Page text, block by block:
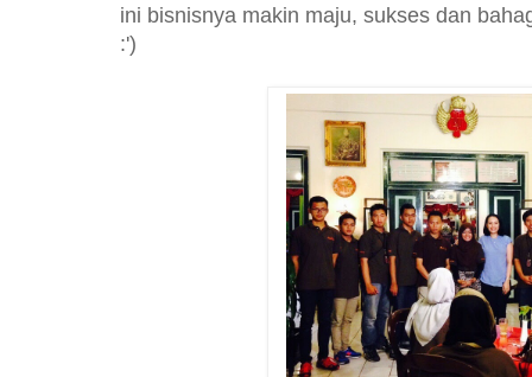
ini bisnisnya makin maju, sukses dan
:')